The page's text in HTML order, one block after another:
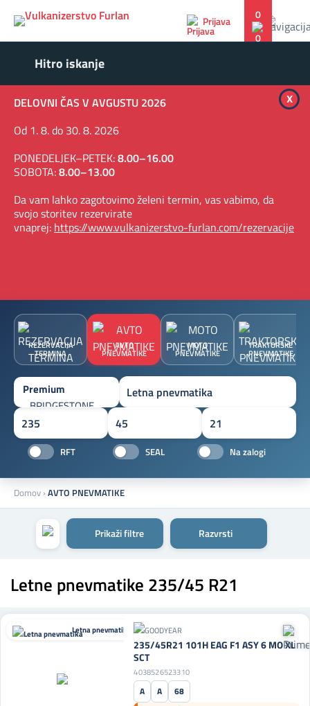
Prijava 0
DELOVNI ČAS V AVGUSTU 2026
Od 1. 8. do 30. 8. 2026
PONEDELJEK–PETEK:8.00–16.00
SOBOTA:8.00–13.00
Da vam lahko zagotovimo želeni termin, vas vabimo, da
svojo storitev rezervirate
vnaprej: https://www.vulkanizerstvo-furlan.com/rezervacije
x
REZERVACIJA
TERMINA
AVTO
PNEVMATIKE
MOTO
PNEVMATIKE
TRAKTORSKE
PNEVMATIKE
RFT SEAL Na zalogi
Domov ›AVTO PNEVMATIKE
Prikaži filtre Razvrsti
Letne pnevmatike 235/45 R21
Letna pnevmatika
235/45R21 101H EAG F1 ASY 6 MO XL
SCT
4038526523310
A A
68